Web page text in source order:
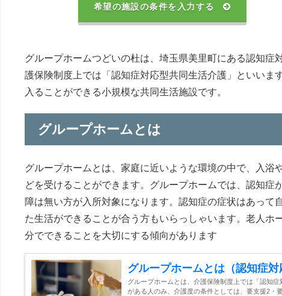
希望の施設の条件を入力する
グループホームつどいの杜は、埼玉県美里町にある認知
護保険制度上では「認知症対応型共同生活介護」といい
入ることができる小規模な共同生活施設です。
グループホームとは
グループホームとは、家庭に近いような環境の中で、入
どを受けることができます。グループホームでは、認知
障は無い方が入所対象になります。認知症の症状はあっ
た生活ができることが合う方もいらっしゃいます。老人
分でできることを大切にする傾向があります
グループホームとは（認知症対
グループホームとは、介護保険制度上では「認知
がある人のみ、介護度の条件としては、要支援2・